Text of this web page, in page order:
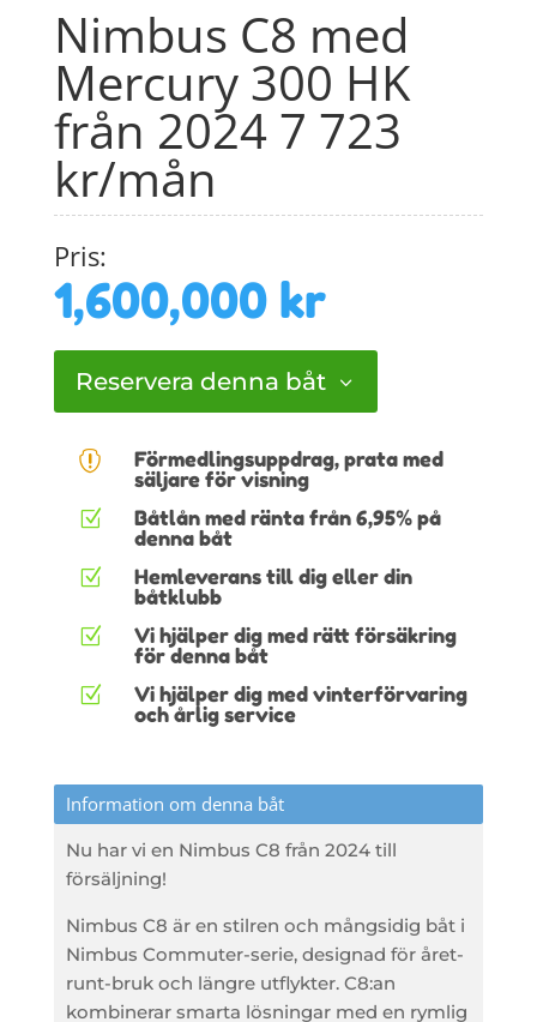
Nimbus C8 med
Mercury 300 HK
från 2024 7 723
kr/mån
Pris:
1,600,000 kr
Reservera denna båt

Förmedlingsuppdrag, prata med
säljare för visning
Z
Båtlån med ränta från 6,95% på
denna båt
Z
Hemleverans till dig eller din
båtklubb
Z
Vi hjälper dig med rätt försäkring
för denna båt
Z
Vi hjälper dig med vinterförvaring
och årlig service
Information om denna båt
Nu har vi en Nimbus C8 från 2024 till
försäljning!
Nimbus C8 är en stilren och mångsidig båt i
Nimbus Commuter-serie, designad för året-
runt-bruk och längre utflykter. C8:an
kombinerar smarta lösningar med en rymlig